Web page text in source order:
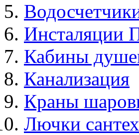
Инсталяции
Кабины
Канализация
Краны
Лючки